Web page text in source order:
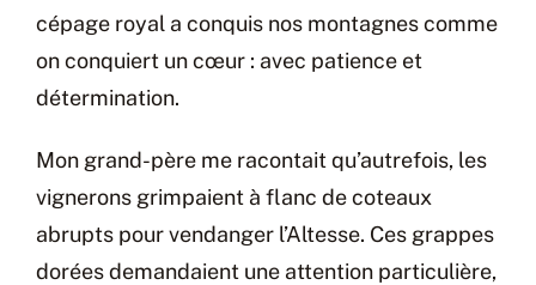
cépage royal a conquis nos montagnes comme
on conquiert un cœur : avec patience et
détermination.
Mon grand-père me racontait qu’autrefois, les
vignerons grimpaient à flanc de coteaux
abrupts pour vendanger l’Altesse. Ces grappes
dorées demandaient une attention particulière,